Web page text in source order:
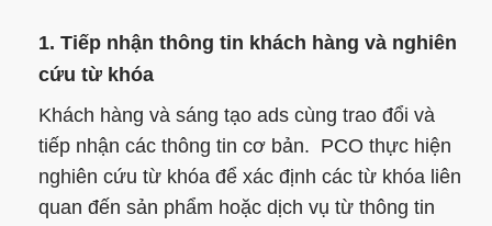
1. Tiếp nhận thông tin khách hàng và nghiên
cứu từ khóa
Khách hàng và sáng tạo ads cùng trao đổi và
tiếp nhận các thông tin cơ bản. PCO thực hiện
nghiên cứu từ khóa để xác định các từ khóa liên
quan đến sản phẩm hoặc dịch vụ từ thông tin